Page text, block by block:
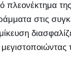
πλεονέκτημα
στις